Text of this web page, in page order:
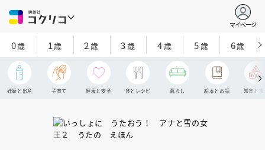
マイページ
0歳 1歳 2 歳 3歳 4歳 5歳 6歳
妊娠と出産 子育て 健康と安全 食とレシピ 暮らし 絵本とお話 知育と探